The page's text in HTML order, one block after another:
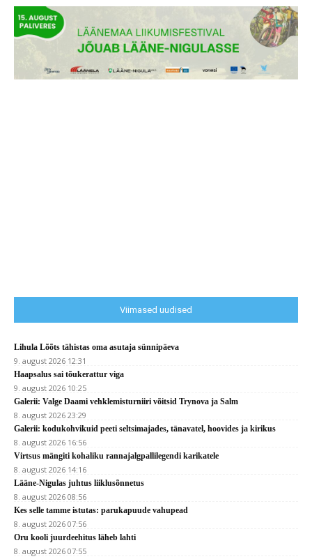
Viimased uudised
Lihula Lõõts tähistas oma asutaja sünnipäeva
9. august 2026 12:31
Haapsalus sai tõukerattur viga
9. august 2026 10:25
Galerii: Valge Daami vehklemisturniiri võitsid Trynova ja Salm
8. august 2026 23:29
Galerii: kodukohvikuid peeti seltsimajades, tänavatel, hoovides ja kirikus
8. august 2026 16:56
Virtsus mängiti kohaliku rannajalgpallilegendi karikatele
8. august 2026 14:16
Lääne-Nigulas juhtus liiklusõnnetus
8. august 2026 08:56
Kes selle tamme istutas: parukapuude vahupead
8. august 2026 07:56
Oru kooli juurdeehitus läheb lahti
8. august 2026 07:55